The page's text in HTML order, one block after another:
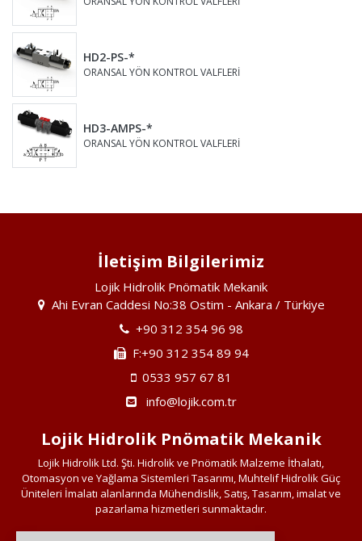
HD2-PS-*
ORANSAL YÖN KONTROL VALFLERİ
HD3-AMPS-*
ORANSAL YÖN KONTROL VALFLERİ
İletişim Bilgilerimiz
Lojik Hidrolik Pnömatik Mekanik
Ahi Evran Caddesi No:38 Ostim - Ankara / Türkiye
+90 312 354 96 98
F:+90 312 354 89 94
0533 957 67 81
info@lojik.com.tr
Lojik Hidrolik Pnömatik Mekanik
Lojik Hidrolik Ltd. Şti. Hidrolik ve Pnömatik Malzeme İthalatı,
Otomasyon ve Yağlama Sistemleri Tasarımı, Muhtelif Hidrolik Güç
Üniteleri İmalatı alanlarında Mühendislik, Satış, Tasarım, imalat ve
pazarlama hizmetleri sunmaktadır.